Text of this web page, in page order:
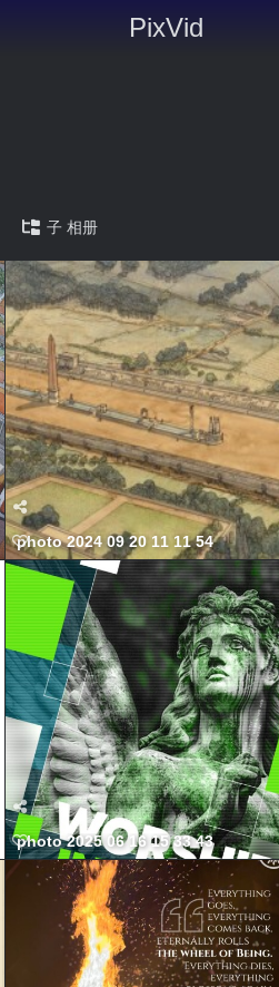
PixVid
子 相册
photo 2024 09 20 11 11 54
photo 2025 06 16 15 33 43